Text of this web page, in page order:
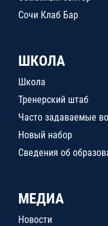
Сочи Клаб Бар
ШКОЛА
Школа
Тренерский штаб
Часто задаваемые
Новый набор
Сведения об
МЕДИА
Новости